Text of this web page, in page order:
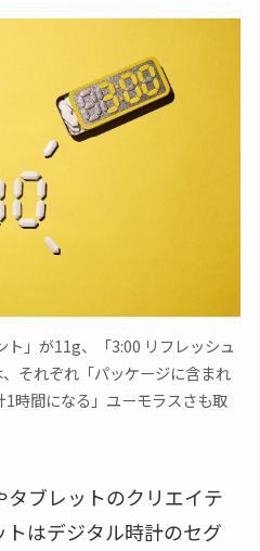
ト」が11g、「3:00 リフレッシュ
それぞれ「パッケージに含まれ
時間になる」ユーモラスさも取
ブレットのクリエイテ
はデジタル時計のセグ